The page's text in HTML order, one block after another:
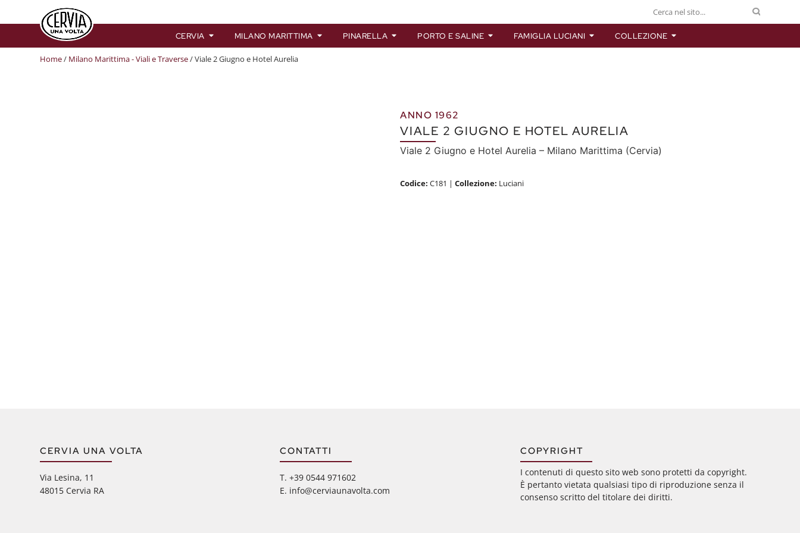
CERVIA MILANO MARITTIMA PINARELLA PORTO E SALINE FAMIGLIA LUCIANI COLLEZIONE
Home/ Milano Marittima - Viali e Traverse/ Viale 2 Giugno e Hotel Aurelia
ANNO 1962
VIALE 2 GIUGNO E HOTEL AURELIA
Viale 2 Giugno e Hotel Aurelia – Milano Marittima (Cervia)
Codice: C181 | Collezione: Luciani
CERVIA UNA VOLTA
Via Lesina, 11
48015 Cervia RA
CONTATTI
‭T. +39 0544 971602
E. info@cerviaunavolta.com
COPYRIGHT
I contenuti di questo sito web sono protetti da copyright.
È pertanto vietata qualsiasi tipo di riproduzione senza il
consenso scritto del titolare dei diritti.